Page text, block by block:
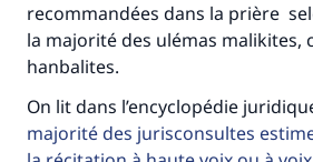
recommandées dans la prière
la majorité des ulémas malikites,
hanbalites.
On lit dans l’encyclopédie
majorité des jurisconsultes
Faites une différence
millions de personnes